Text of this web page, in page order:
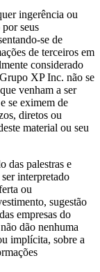
ingerência ou
seus
se de
de terceiros em
considerado
XP Inc. não se
venham a ser
se eximem de
diretos ou
material ou seu
das palestras e
interpretado
ou
sugestão
empresas do
dão nenhuma
implícita, sobre a